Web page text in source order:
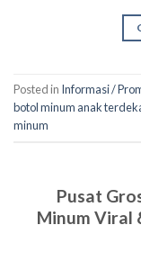
Posted in Informasi /
botol minum anak
minum
Pusat
Minum Viral